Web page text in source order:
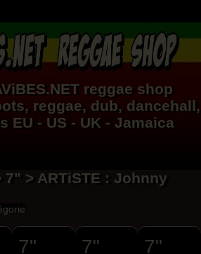
reggae shop
reggae, dub, dancehall,
EU - US - UK - Jamaica
7" > ARTiSTE : Johnny
7" 7" 7"